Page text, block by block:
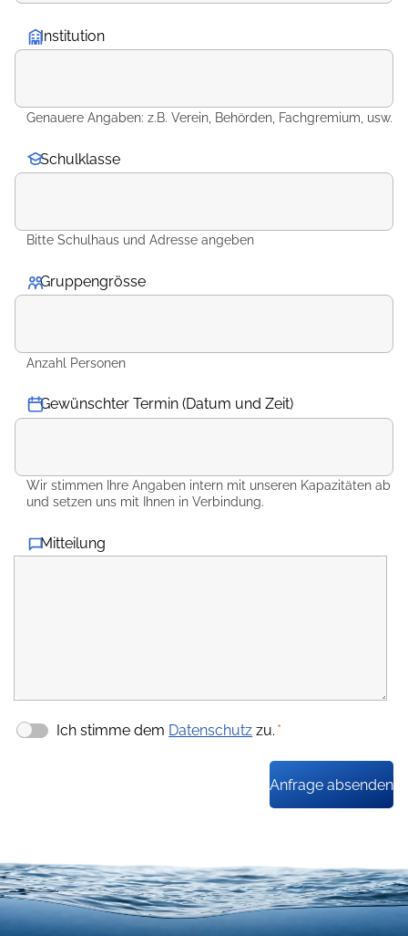
Institution
Genauere Angaben: z.B. Verein, Behörden, Fachgremium, usw.
Schulklasse
Bitte Schulhaus und Adresse angeben
Gruppengrösse
Anzahl Personen
Gewünschter Termin (Datum und Zeit)
Wir stimmen Ihre Angaben intern mit unseren Kapazitäten ab
und setzen uns mit Ihnen in Verbindung.
Mitteilung
Ich stimme dem Datenschutz zu. *
Anfrage absenden